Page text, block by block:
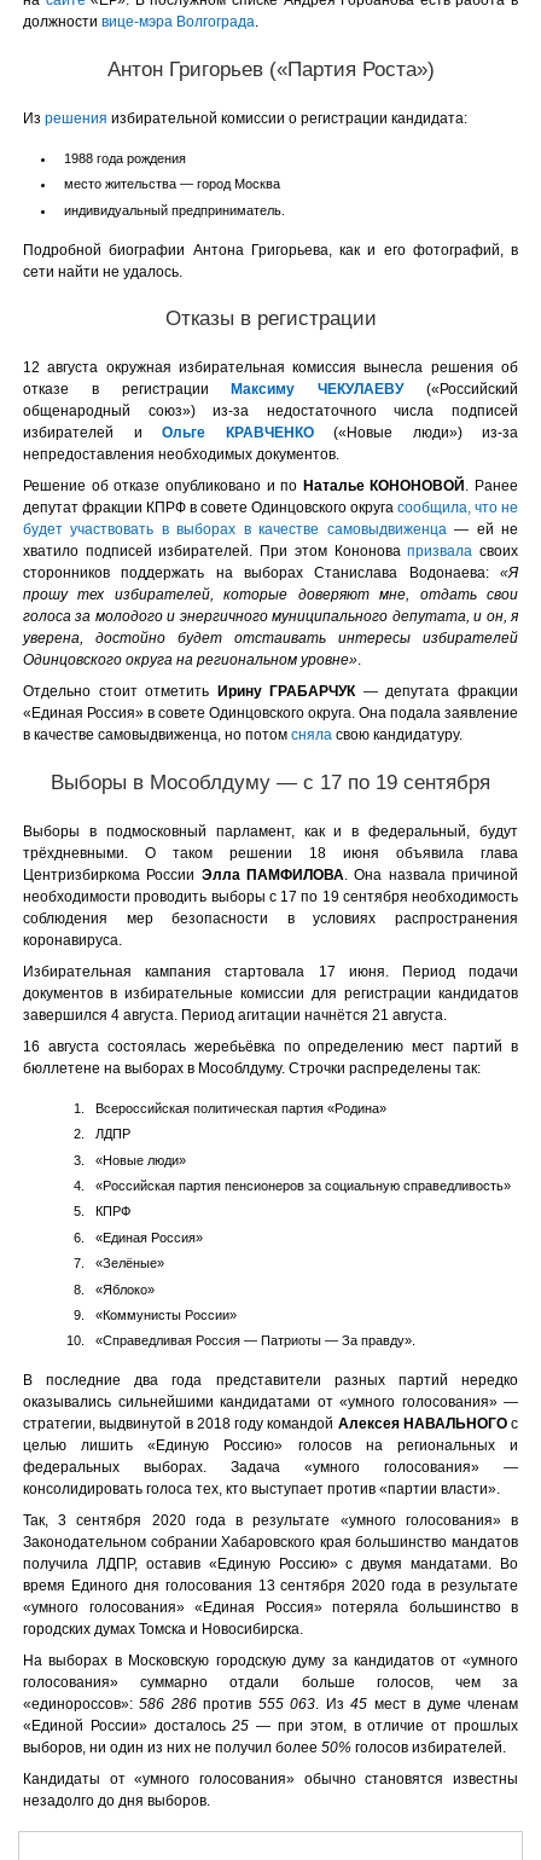
должности вице-мэра Волгограда.
Антон Григорьев («Партия Роста»)
Из решения избирательной комиссии о регистрации кандидата:
1988 года рождения
место жительства — город Москва
индивидуальный предприниматель.
Подробной биографии Антона Григорьева, как и его фотографий, в
сети найти не удалось.
Отказы в регистрации
12 августа окружная избирательная комиссия вынесла решения об
отказе в регистрации
Максиму ЧЕКУЛАЕВУ(«Российский
общенародный союз») из-за недостаточного числа подписей
избирателей и Ольге КРАВЧЕНКО(«Новые люди») из-за
непредоставления необходимых документов.
Решение об отказе опубликовано и по Наталье КОНОНОВОЙ . Ранее
депутат фракции КПРФ в совете Одинцовского округа сообщила, что не
будет участвовать в выборах в качестве самовыдвиженца— ей не
хватило подписей избирателей. При этом Кононовапризвала своих
сторонников поддержать на выборах Станислава Водонаева: «Я
прошу тех избирателей, которые доверяют мне, отдать свои
голоса за молодого и энергичного муниципального депутата, и он, я
уверена, достойно будет отстаивать интересы избирателей
Одинцовского округа на региональном уровне».
Отдельно стоит отметить
Ирину ГРАБАРЧУК— депутата фракции
«Единая Россия» в совете Одинцовского округа. Она подала заявление
в качестве самовыдвиженца, но потом сняла свою кандидатуру.
Выборы в Мособлдуму — с 17 по 19 сентября
Выборы в подмосковный парламент, как и в федеральный, будут
трёхдневными. О таком решении 18 июня объявила глава
Центризбиркома России Элла ПАМФИЛОВА. Она назвала причиной
необходимости проводить выборы с 17 по 19 сентября необходимость
соблюдения мер безопасности в условиях распространения
коронавируса.
Избирательная кампания стартовала 17 июня. Период подачи
документов в избирательные комиссии для регистрации кандидатов
завершился 4 августа. Период агитации начнётся 21 августа.
16 августа состоялась жеребьёвка по определению мест партий в
бюллетене на выборах в Мособлдуму. Строчки распределены так:
Всероссийская политическая партия «Родина»
ЛДПР
«Новые люди»
«Российская партия пенсионеров за социальную справедливость»
КПРФ
«Единая Россия»
«Зелёные»
«Яблоко»
«Коммунисты России»
«Справедливая Россия — Патриоты — За правду».
В последние два года представители разных партий нередко
оказывались сильнейшими кандидатами от «умного голосования» —
стратегии, выдвинутой в 2018 году командой Алексея НАВАЛЬНОГОс
целью лишить «Единую Россию» голосов на региональных и
федеральных выборах. Задача «умного голосования» —
консолидировать голоса тех, кто выступает против «партии власти».
Так, 3 сентября 2020 года в результате «умного голосования» в
Законодательном собрании Хабаровского края большинство мандатов
получила ЛДПР, оставив «Единую Россию» с двумя мандатами. Во
время Единого дня голосования 13 сентября 2020 года в результате
«умного голосования» «Единая Россия» потеряла большинство в
городских думах Томска и Новосибирска.
На выборах в Московскую городскую думу за кандидатов от «умного
голосования» суммарно отдали больше голосов, чем за
«единороссов»:586 286против 555 063. Из45 мест в думе членам
«Единой России» досталось25 — при этом, в отличие от прошлых
выборов, ни один из них не получил более 50% голосов избирателей.
Кандидаты от «умного голосования» обычно становятся известны
незадолго до дня выборов.